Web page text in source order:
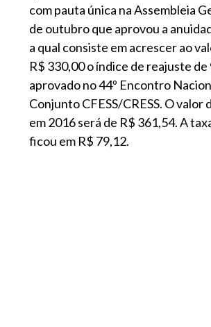
com pauta única na Assembleia
de outubro que aprovou a
a qual consiste em acrescer ao
R$ 330,00 o índice de reajuste de
aprovado no 44º Encontro
Conjunto CFESS/CRESS. O valor
em 2016 será de R$ 361,54. A
ficou em R$ 79,12.